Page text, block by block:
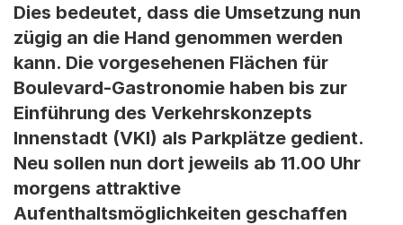
Dies bedeutet, dass die Umsetzung nun
zügig an die Hand genommen werden
kann. Die vorgesehenen Flächen für
Boulevard-Gastronomie haben bis zur
Einführung des Verkehrskonzepts
Innenstadt (VKI) als Parkplätze gedient.
Neu sollen nun dort jeweils ab 11.00 Uhr
morgens attraktive
Aufenthaltsmöglichkeiten geschaffen